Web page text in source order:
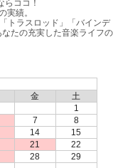
らココ！
実績。
トラスロッド」「バインデ
たの充実した音楽ライフの
金
土
1
7
8
14
15
21
22
28
29